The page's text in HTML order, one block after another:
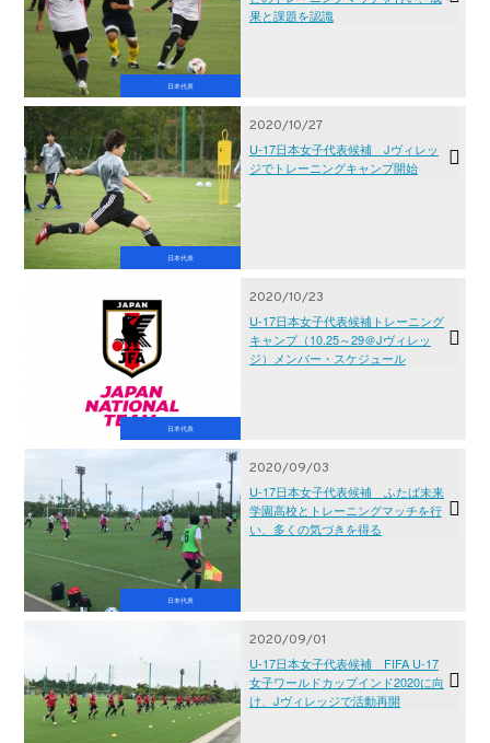
日本代表
果と課題を認識
日本代表
2020/10/27
U-17日本女子代表候補 Jヴィレッ
ジでトレーニングキャンプ開始
日本代表
2020/10/23
U-17日本女子代表候補トレーニング
キャンプ（10.25～29＠Jヴィレッ
ジ）メンバー・スケジュール
日本代表
2020/09/03
U-17日本女子代表候補 ふたば未来
学園高校とトレーニングマッチを行
い、多くの気づきを得る
2020/09/01
U-17日本女子代表候補 FIFA U-17
女子ワールドカップインド2020に向
け、Jヴィレッジで活動再開